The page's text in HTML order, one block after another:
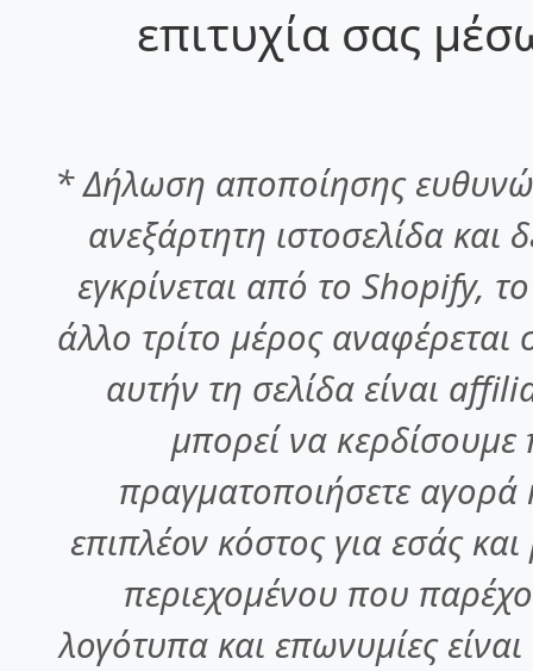
επιτυχία σας
* Δήλωση αποποίησης
ανεξάρτητη ιστοσελίδα και
εγκρίνεται από το Shopify,
άλλο τρίτο μέρος
αυτήν τη σελίδα είναι
μπορεί να κερδίσουμε
πραγματοποιήσετε αγορά
επιπλέον κόστος για εσάς
περιεχομένου που
λογότυπα και επωνυμίες